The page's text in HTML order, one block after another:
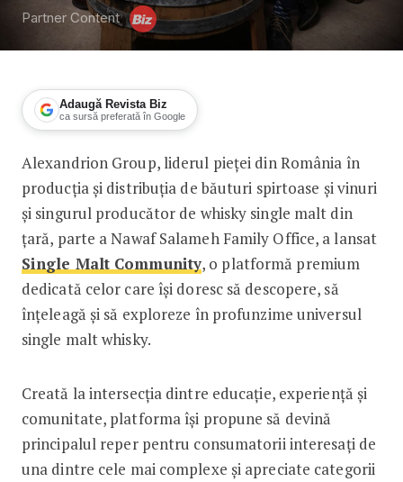
Partner Content
Adaugă Revista Biz
ca sursă preferată în Google
Alexandrion Group face o nouă
Alexandrion Group, liderul pieței din România în
producția și distribuția de băuturi spirtoase și vinuri
și singurul producător de whisky single malt din
țară, parte a Nawaf Salameh Family Office, a lansat
Single Malt Community, o platformă premium
dedicată celor care își doresc să descopere, să
înțeleagă și să exploreze în profunzime universul
single malt whisky.
Creată la intersecția dintre educație, experiență și
comunitate, platforma își propune să devină
principalul reper pentru consumatorii interesați de
una dintre cele mai complexe și apreciate categorii